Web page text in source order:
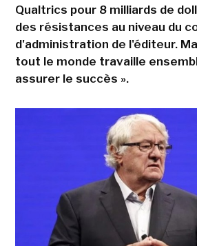
Qualtrics pour 8 milliards de
des résistances au niveau du
d'administration de l'éditeur.
tout le monde travaille
assurer le succès ».